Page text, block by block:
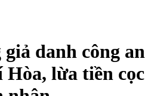
danh công an
lừa tiền cọc